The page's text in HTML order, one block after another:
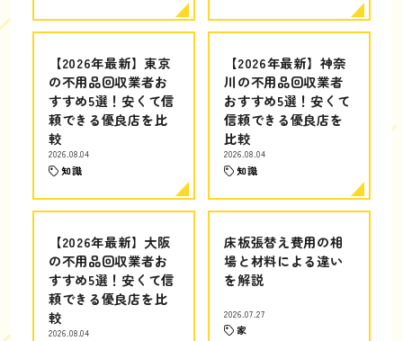
【2026年最新】東京
の不用品回収業者お
すすめ5選！安くて信
頼できる優良店を比
較
2026.08.04
知識
【2026年最新】神奈
川の不用品回収業者
おすすめ5選！安くて
信頼できる優良店を
比較
2026.08.04
知識
【2026年最新】大阪
の不用品回収業者お
すすめ5選！安くて信
頼できる優良店を比
較
2026.08.04
床板張替え費用の相
場と材料による違い
を解説
2026.07.27
家